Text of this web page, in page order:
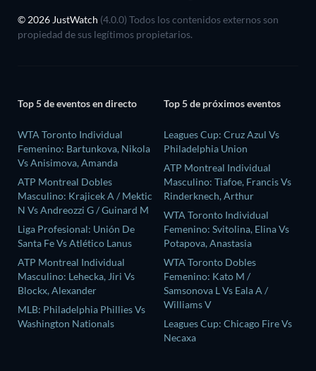
© 2026 JustWatch (4.0.0) Todos los contenidos externos son
propiedad de sus legítimos propietarios.
Top 5 de eventos en directo
WTA Toronto Individual
Femenino: Bartunkova, Nikola
Vs Anisimova, Amanda
ATP Montreal Dobles
Masculino: Krajicek A / Mektic
N Vs Andreozzi G / Guinard M
Liga Profesional: Unión De
Santa Fe Vs Atlético Lanus
ATP Montreal Individual
Masculino: Lehecka, Jiri Vs
Blockx, Alexander
MLB: Philadelphia Phillies Vs
Washington Nationals
Top 5 de próximos eventos
Leagues Cup: Cruz Azul Vs
Philadelphia Union
ATP Montreal Individual
Masculino: Tiafoe, Francis Vs
Rinderknech, Arthur
WTA Toronto Individual
Femenino: Svitolina, Elina Vs
Potapova, Anastasia
WTA Toronto Dobles
Femenino: Kato M /
Samsonova L Vs Eala A /
Williams V
Leagues Cup: Chicago Fire Vs
Necaxa